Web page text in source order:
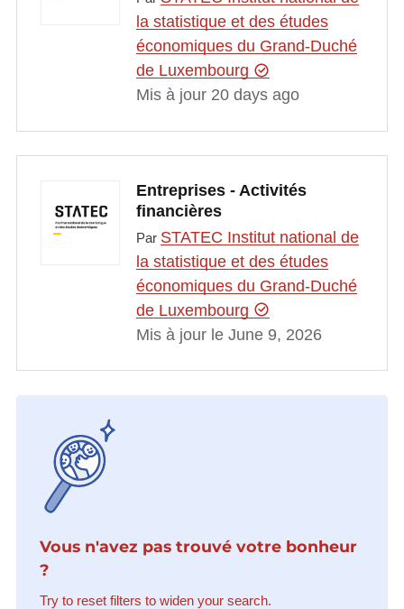
la statistique et des études
économiques du Grand-Duché
de Luxembourg
Mis à jour 20 days ago
Entreprises - Activités
financières
Par STATEC Institut national de
la statistique et des études
économiques du Grand-Duché
de Luxembourg
Mis à jour le June 9, 2026
Vous n'avez pas trouvé votre bonheur
?
Try to reset filters to widen your search.